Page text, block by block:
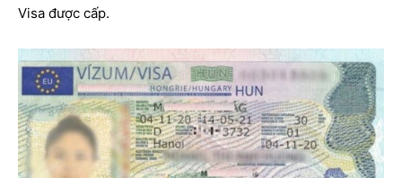
Visa được cấp.